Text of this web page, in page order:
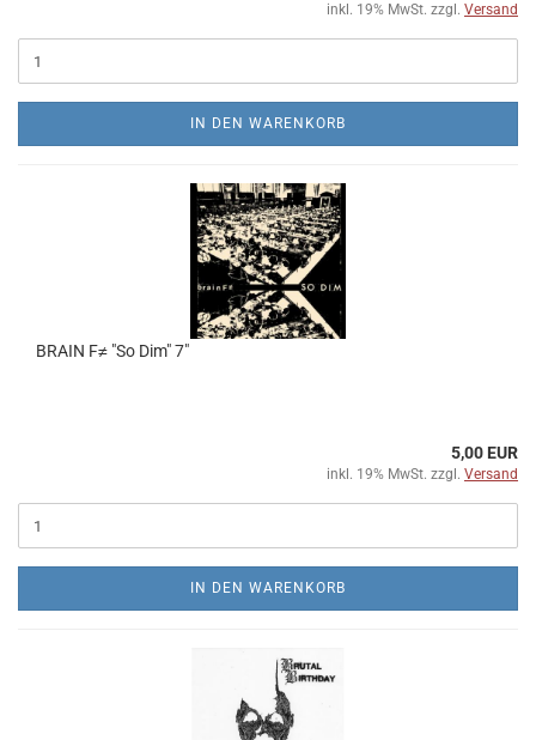
inkl. 19% MwSt. zzgl. Versand
IN DEN WARENKORB
BRAIN F≠ "So Dim" 7"
5,00 EUR
inkl. 19% MwSt. zzgl. Versand
IN DEN WARENKORB